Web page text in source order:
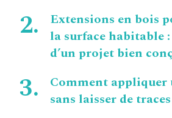
Extensions en bois
la surface habitable
d’un projet bien
Comment appliquer
sans laisser de